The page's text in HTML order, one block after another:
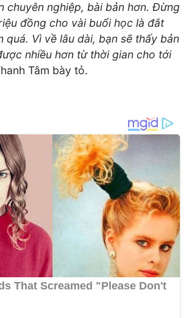
chuyên nghiệp, bài bản hơn. Đừng
đồng cho vài buổi học là đắt
quá. Vì về lâu dài, bạn sẽ thấy bản
nhiều hơn từ thời gian cho tới
Tâm bày tỏ.